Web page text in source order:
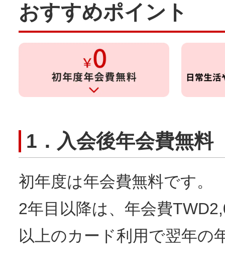
おすすめポイント
1．入会後年会費無料
初年度は年会費無料です。
2年目以降は、年会費
以上のカード利用で翌年の